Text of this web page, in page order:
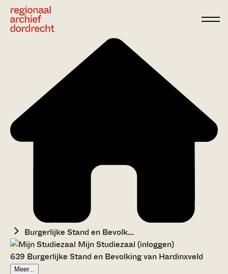
Burgerlijke Stand en Bevolk...
Mijn Studiezaal (inloggen)
639 Burgerlijke Stand en Bevolking van Hardinxveld
Meer...